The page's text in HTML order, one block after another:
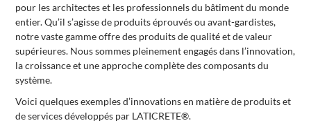
pour les architectes et les professionnels du bâtiment du monde
entier. Qu’il s’agisse de produits éprouvés ou avant-gardistes,
notre vaste gamme offre des produits de qualité et de valeur
supérieures. Nous sommes pleinement engagés dans l’innovation,
la croissance et une approche complète des composants du
système.
Voici quelques exemples d’innovations en matière de produits et
de services développés par LATICRETE®.